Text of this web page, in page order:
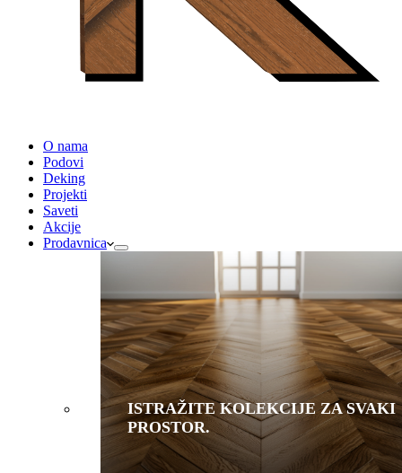
O nama
Podovi
Deking
Projekti
Saveti
Akcije
Prodavnica
ISTRAŽITE KOLEKCIJE ZA SVAKI
PROSTOR.